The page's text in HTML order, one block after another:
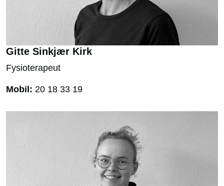
Gitte Sinkjær Kirk
Fysioterapeut
Mobil: 20 18 33 19